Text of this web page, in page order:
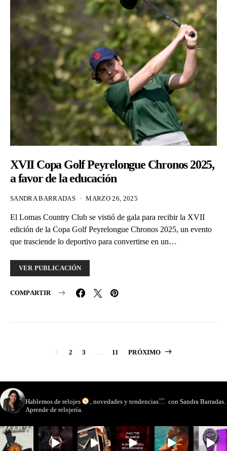
XVII Copa Golf Peyrelongue Chronos 2025,
a favor de la educación
SANDRA BARRADAS MARZO 26, 2025
El Lomas Country Club se vistió de gala para recibir la XVII
edición de la Copa Golf Peyrelongue Chronos 2025, un evento
que trasciende lo deportivo para convertirse en un…
VER PUBLICACIÓN
COMPARTIR
Paginación
1 2 3 … 11 PRÓXIMO
Hablemos de relojes , novedades y tendencias
con Sandra Barradas.
Aprende de relojería.